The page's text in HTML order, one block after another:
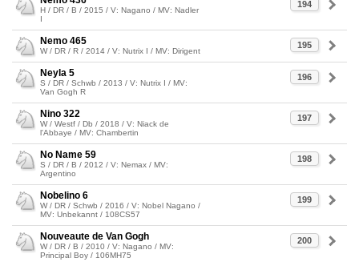
194
H / DR / B / 2015 / V: Nagano / MV: Nadler
I
195
Nemo 465
W / DR / R / 2014 / V: Nutrix I / MV: Dirigent
196
Neyla 5
S / DR / Schwb / 2013 / V: Nutrix I / MV:
Van Gogh R
197
Nino 322
W / Westf / Db / 2018 / V: Niack de
l'Abbaye / MV: Chambertin
198
No Name 59
S / DR / B / 2012 / V: Nemax / MV:
Argentino
199
Nobelino 6
W / DR / Schwb / 2016 / V: Nobel Nagano /
MV: Unbekannt / 108CS57
200
Nouveaute de Van Gogh
W / DR / B / 2010 / V: Nagano / MV:
Principal Boy / 106MH75